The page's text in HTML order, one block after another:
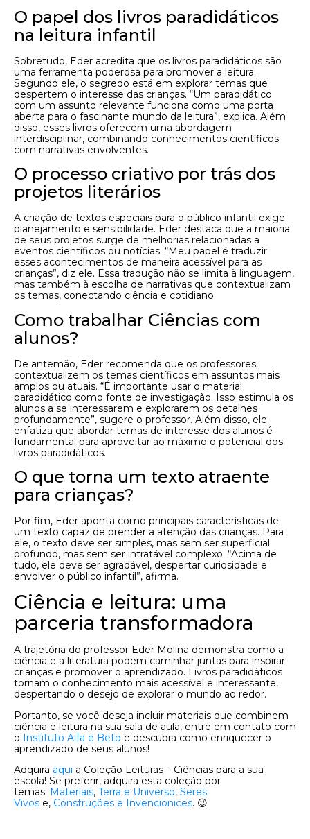
O papel dos livros paradidáticos
na leitura infantil
Sobretudo, Eder acredita que os livros paradidáticos são
uma ferramenta poderosa para promover a leitura.
Segundo ele, o segredo está em explorar temas que
despertem o interesse das crianças. “Um paradidático
com um assunto relevante funciona como uma porta
aberta para o fascinante mundo da leitura”, explica. Além
disso, esses livros oferecem uma abordagem
interdisciplinar, combinando conhecimentos científicos
com narrativas envolventes.
O processo criativo por trás dos
projetos literários
A criação de textos especiais para o público infantil exige
planejamento e sensibilidade. Eder destaca que a maioria
de seus projetos surge de melhorias relacionadas a
eventos científicos ou notícias. “Meu papel é traduzir
esses acontecimentos de maneira acessível para as
crianças”, diz ele. Essa tradução não se limita à linguagem,
mas também à escolha de narrativas que contextualizam
os temas, conectando ciência e cotidiano.
Como trabalhar Ciências com
alunos?
De antemão, Eder recomenda que os professores
contextualizem os temas científicos em assuntos mais
amplos ou atuais. “É importante usar o material
paradidático como fonte de investigação. Isso estimula os
alunos a se interessarem e explorarem os detalhes
profundamente”, sugere o professor. Além disso, ele
enfatiza que abordar temas de interesse dos alunos é
fundamental para aproveitar ao máximo o potencial dos
livros paradidáticos.
O que torna um texto atraente
para crianças?
Por fim, Eder aponta como principais características de
um texto capaz de prender a atenção das crianças. Para
ele, o texto deve ser simples, mas sem ser superficial;
profundo, mas sem ser intratável complexo. “Acima de
tudo, ele deve ser agradável, despertar curiosidade e
envolver o público infantil”, afirma.
Ciência e leitura: uma
parceria transformadora
A trajetória do professor Eder Molina demonstra como a
ciência e a literatura podem caminhar juntas para inspirar
crianças e promover o aprendizado. Livros paradidáticos
tornam o conhecimento mais acessível e interessante,
despertando o desejo de explorar o mundo ao redor.
Portanto, se você deseja incluir materiais que combinem
ciência e leitura na sua sala de aula, entre em contato com
o Instituto Alfa e Beto e descubra como enriquecer o
aprendizado de seus alunos!
Adquira aqui a Coleção Leituras – Ciências para a sua
escola! Se preferir, adquira esta coleção por
temas: Materiais, Terra e Universo, Seres
Vivos e, Construções e Invencionices. 😉